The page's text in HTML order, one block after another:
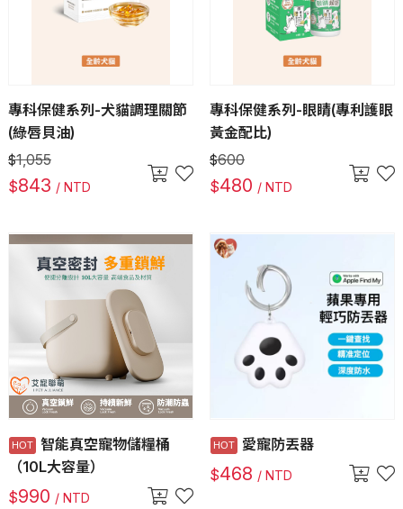
專科保健系列-犬貓調理關節
(綠唇貝油)
$1,055
$843 / NTD
專科保健系列-眼睛(專利護眼
黃金配比)
$600
$480 / NTD
智能真空寵物儲糧桶
（10L大容量）
$990 / NTD
愛寵防丟器
$468 / NTD